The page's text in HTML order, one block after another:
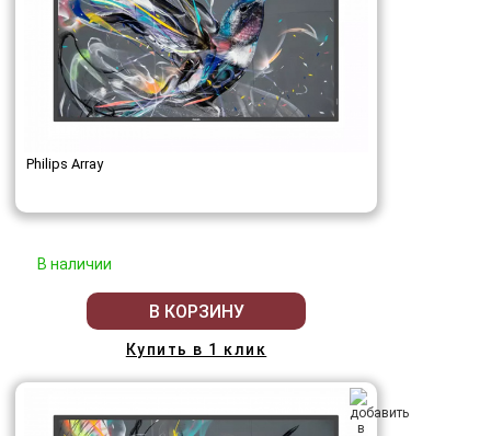
Philips Array
В наличии
В КОРЗИНУ
Купить в 1 клик